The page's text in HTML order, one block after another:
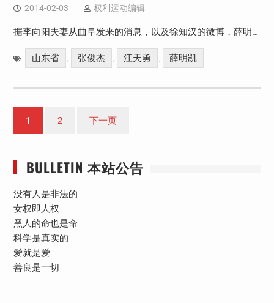
2014-02-03 权利运动编辑
据李向阳夫妻从曲阜发来的消息，以及徐知汉的微博，薛明…
山东省 , 张俊杰 , 江天勇 , 薛明凯
章
页
1 2 下一页
BULLETIN 本站公告
没有人是非法的
女权即人权
黑人的命也是命
科学是真实的
爱就是爱
善良是一切